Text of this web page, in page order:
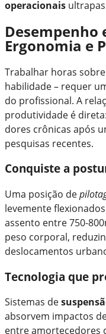
operacionais
Desempenho
Ergonomia e
Trabalhar horas
habilidade – requer
do profissional. A
produtividade é
dores crônicas após
pesquisas recentes.
Conquiste a
Uma posição de
levemente
assento entre 750-
peso corporal,
deslocamentos
Tecnologia que
Sistemas de
absorvem impactos
entre amortecedores